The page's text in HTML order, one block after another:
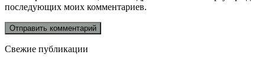
последующих моих комментариев.
Свежие публикации